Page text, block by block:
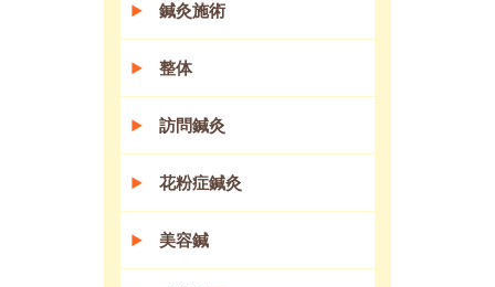
鍼灸施術
整体
訪問鍼灸
花粉症鍼灸
美容鍼